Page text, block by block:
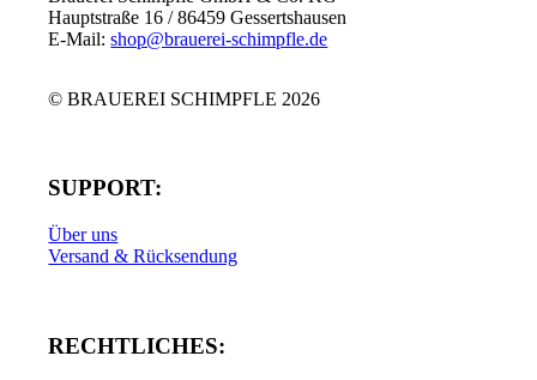
Hauptstraße 16 / 86459 Gessertshausen
E-Mail:shop@brauerei-schimpfle.de
© BRAUEREI SCHIMPFLE 2026
SUPPORT:
Über uns
Versand & Rücksendung
RECHTLICHES: